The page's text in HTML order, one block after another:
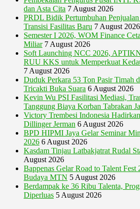
dan Asta Cita 7 August 2026
PRDL Bidik Pertumbuhan
Transisi Fasilitas Baru 7 August 2026
Semester I 2026, WOM Finance
Miliar 7 August 2026
Soft Launching NCC 2026,
RUU KKS untuk Memperkuat
7 August 2026
Duduk Perkara 53 Ton Pasir Timah
Tricakti Buka Suara 6 August 2026
Kevin Wu PSI Fasilitasi Mediasi,
Tanggung Biaya Korban Tabrakan
Victory Trembesi Indonesia
Dillinger Jerman 6 August 2026
BPD HIPMI Jaya Gelar Seminar
2026 6 August 2026
Kasdam Tinjau Latbakjatrat Rudal
August 2026
Bappenas Gelar Road to Talent Fest
Budaya MTN 5 August 2026
Berdampak ke 36 Ribu Talenta,
Diperluas 5 August 2026